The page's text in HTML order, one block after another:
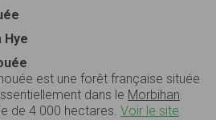
Hye
est une forêt française située
dans le Morbihan.
de 4 000 hectares. Voir le site